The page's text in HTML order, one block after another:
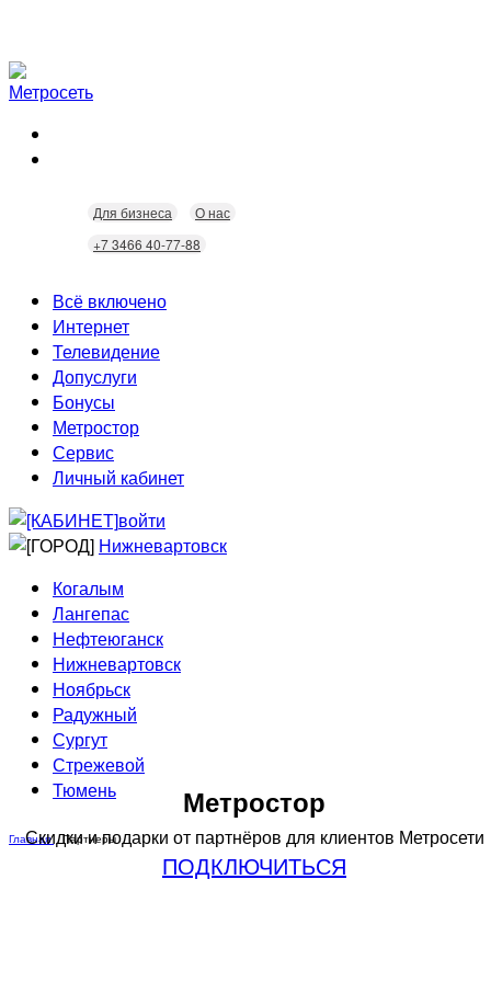
Для бизнеса
О нас
+7 3466 40-77-88
Всё включено
Интернет
Скорость
Безопасность
Wi-Fi
Технологии
Телевидение
Кабельное ТВ
Интерактивное ТВ
Допуслуги
Видеонаблюдение
Городские камеры
Домофония
Бонусы
Статусы
Бонусы
Скидки
Метростор
Сервис
Неисправности
Домовые сети
Личный кабинет
войти
Нижневартовск
Когалым
Лангепас
Нефтеюганск
Нижневартовск
Ноябрьск
Радужный
Сургут
Стрежевой
Тюмень
Главная Партнеры
Метростор
Скидки и подарки от партнёров для клиентов Метросети
ПОДКЛЮЧИТЬСЯ